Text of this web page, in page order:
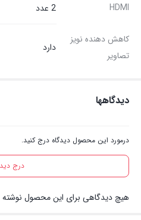
HDMI 2 عدد
کاهش دهنده نویز
تصاویر
دارد
دیدگاهها
درمورد این محصول دیدگاه درج کنید.
درج
هیچ دیدگاهی برای این محصول